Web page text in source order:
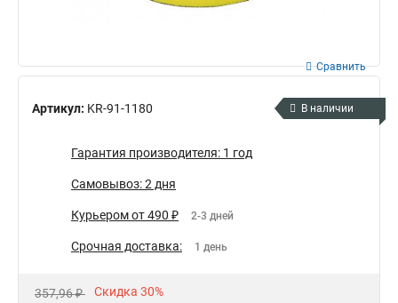
Артикул: KR-91-1180
Сравнить
В наличии
Гарантия производителя: 1 год
Самовывоз: 2 дня
Курьером от 490 ₽ 2-3 дней
Срочная доставка: 1 день
357,96 ₽ Скидка 30%